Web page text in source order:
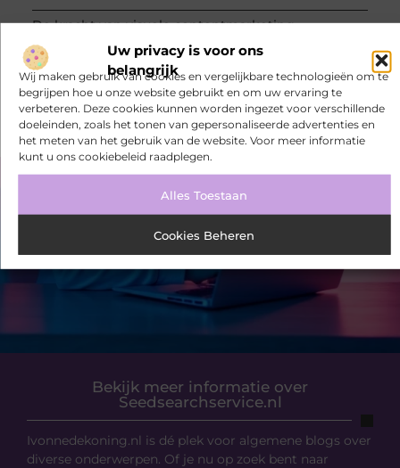
Uw privacy is voor ons
belangrijk
Wij maken gebruik van cookies en vergelijkbare technologieën om te
begrijpen hoe u onze website gebruikt en om uw ervaring te
verbeteren. Deze cookies kunnen worden ingezet voor verschillende
doeleinden, zoals het tonen van gepersonaliseerde advertenties en
het meten van het gebruik van de website. Voor meer informatie
kunt u ons cookiebeleid raadplegen.
Alles Toestaan
Cookies Beheren
De kracht van visuele contentmarketing
Slimme energieopslag tegen netcongestie
Creëer een kantoorinrichting die werkt
Bekijk meer informatie over
Seedsearchservice.nl
Ivonnedekoning.nl is dé plek voor algemene blogs over
diverse onderwerpen. Of je nu op zoek bent naar
Wat zijn de voordelen van Scheidingsmediation Apeldoorn Zonder problemen slagen met de theoriecursus van Gelijk Geslaagd